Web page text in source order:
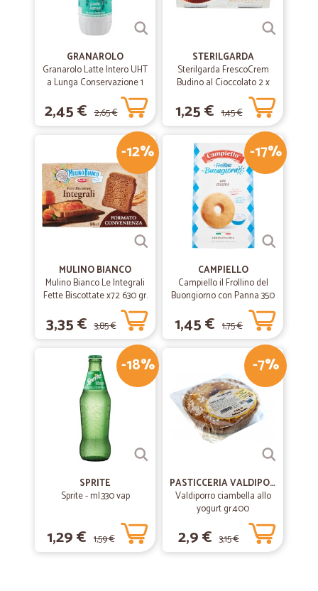
GRANAROLO
Granarolo Latte Intero UHT
a Lunga Conservazione 1
2,45 € 2,65 €
STERILGARDA
Sterilgarda FrescoCrem
Budino al Cioccolato 2 x
1,25 € 1,45 €
-12%
MULINO BIANCO
Mulino Bianco Le Integrali
Fette Biscottate x72 630 gr.
3,35 € 3,85 €
-17%
CAMPIELLO
Campiello il Frollino del
Buongiorno con Panna 350
1,45 € 1,75 €
-18%
SPRITE
Sprite - ml.330 vap
1,29 € 1,59 €
-7%
PASTICCERIA VALDIPORRO
Valdiporro ciambella allo
yogurt gr.400
2,9 € 3,15 €